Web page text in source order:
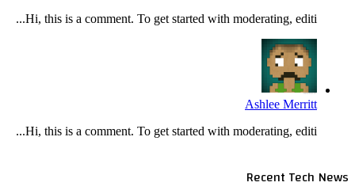
Hi, this is a comment. To get started with moderating, editi...
Ashlee Merritt
Hi, this is a comment. To get started with moderating, editi...
Recent Tech News